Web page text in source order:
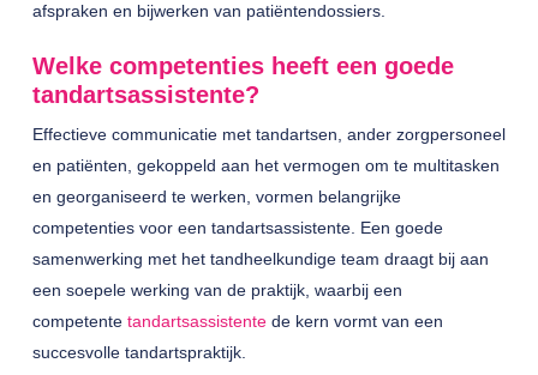
afspraken en bijwerken van patiëntendossiers.
Welke competenties heeft een goede
tandartsassistente?
Effectieve communicatie met tandartsen, ander zorgpersoneel
en patiënten, gekoppeld aan het vermogen om te multitasken
en georganiseerd te werken, vormen belangrijke
competenties voor een tandartsassistente. Een goede
samenwerking met het tandheelkundige team draagt bij aan
een soepele werking van de praktijk, waarbij een
competente tandartsassistentede kern vormt van een
succesvolle tandartspraktijk.